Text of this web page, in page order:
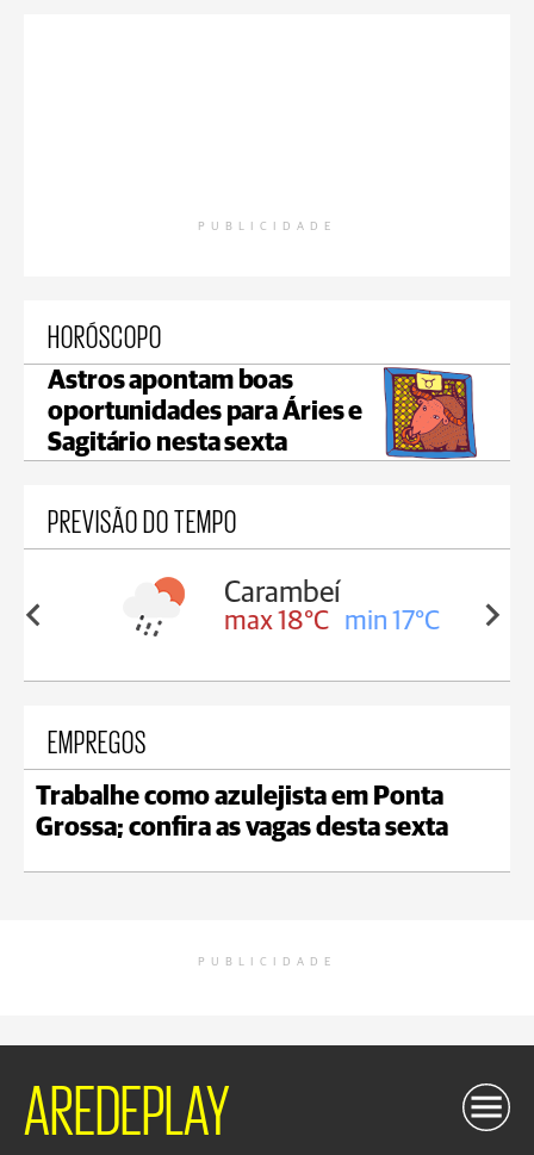
PUBLICIDADE
HORÓSCOPO
Astros apontam boas
oportunidades para Áries e
Sagitário nesta sexta
PREVISÃO DO TEMPO
18°C
Carambeí
max 18°C min 17°C
EMPREGOS
Trabalhe como azulejista em Ponta
Grossa; confira as vagas desta sexta
PUBLICIDADE
AREDEPLAY